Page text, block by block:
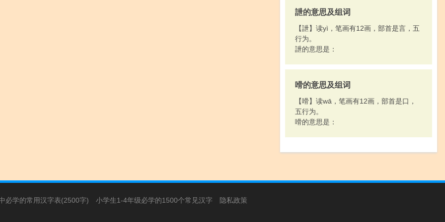
詍的意思及组词
【詍】读yì，笔画有12画，部首是言，五
行为。
詍的意思是：
嗗的意思及组词
【嗗】读wā，笔画有12画，部首是口，
五行为。
嗗的意思是：
必学的常用汉字表(2500字) 小学生1-4年级必学的1500个常见汉字 隐私政策